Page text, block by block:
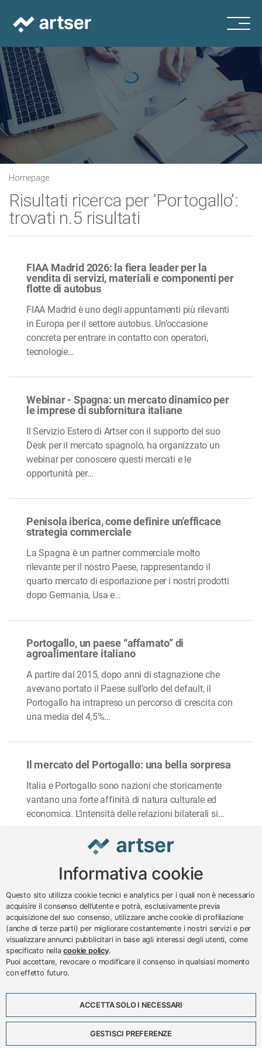
Homepage
Risultati ricerca per 'Portogallo':
trovati n.5 risultati
FIAA Madrid 2026: la fiera leader per la
vendita di servizi, materiali e componenti per
flotte di autobus
FIAA Madrid è uno degli appuntamenti più rilevanti
in Europa per il settore autobus. Un’occasione
concreta per entrare in contatto con operatori,
tecnologie…
Webinar - Spagna: un mercato dinamico per
le imprese di subfornitura italiane
Il Servizio Estero di Artser con il supporto del suo
Desk per il mercato spagnolo, ha organizzato un
webinar per conoscere questi mercati e le
opportunità per…
Penisola iberica, come definire un'efficace
strategia commerciale
La Spagna è un partner commerciale molto
rilevante per il nostro Paese, rappresentando il
quarto mercato di esportazione per i nostri prodotti
dopo Germania, Usa e…
Portogallo, un paese “affamato” di
agroalimentare italiano
A partire dal 2015, dopo anni di stagnazione che
avevano portato il Paese sull’orlo del default, il
Portogallo ha intrapreso un percorso di crescita con
una media del 4,5%…
Il mercato del Portogallo: una bella sorpresa
Italia e Portogallo sono nazioni che storicamente
vantano una forte affinità di natura culturale ed
economica. L’intensità delle relazioni bilaterali si…
© 2024 – 2026 - ARTSER SRL
ARTSER SRL - Viale Milano, 5 - Varese -
P.IVA 01878290129
Tel. 0332 256111 - Fax 0332 256200 -
VA-213777
Lavora con noi
Scadenzario
Informativa cookie
Questo sito utilizza cookie tecnici e analytics per i quali non è necessario
acquisire il consenso dell’utente e potrà, esclusivamente previa
acquisizione del suo consenso, utilizzare anche cookie di profilazione
(anche di terze parti) per migliorare costantemente i nostri servizi e per
visualizzare annunci pubblicitari in base agli interessi degli utenti, come
specificato nellacookie policy.
Puoi accettare, revocare o modificare il consenso in qualsiasi momento
con effetto futuro.
ACCETTA SOLO I NECESSARI
GESTISCI PREFERENZE